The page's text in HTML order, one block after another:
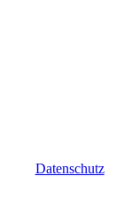
Datenschutz